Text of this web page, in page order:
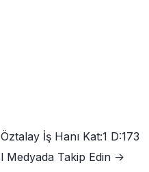
İş Hanı Kat:1 D:173
Medyada Takip Edin ->